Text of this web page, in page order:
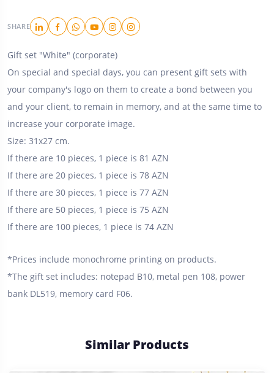
SHARE
Gift set "White" (corporate)
On special and special days, you can present gift sets with
your company's logo on them to create a bond between you
and your client, to remain in memory, and at the same time to
increase your corporate image.
Size: 31x27 cm.
If there are 10 pieces, 1 piece is 81 AZN
If there are 20 pieces, 1 piece is 78 AZN
If there are 30 pieces, 1 piece is 77 AZN
If there are 50 pieces, 1 piece is 75 AZN
If there are 100 pieces, 1 piece is 74 AZN
*Prices include monochrome printing on products.
*The gift set includes: notepad B10, metal pen 108, power
bank DL519, memory card F06.
Similar Products